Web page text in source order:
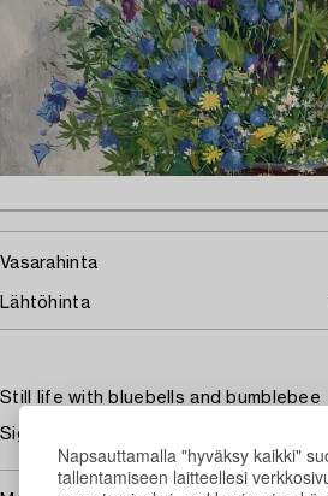
Napsauttamalla "hyväksy kaikki"
tallentamiseen laitteellesi
Vasarahinta
Lähtöhinta
Still life with bluebells and bumblebee
Signed Olle Hjortzberg and dated